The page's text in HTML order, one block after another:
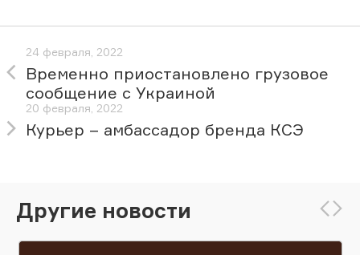
24 февраля, 2022
Временно приостановлено грузовое
сообщение с Украиной
20 февраля, 2022
Курьер – амбассадор бренда КСЭ
Другие новости